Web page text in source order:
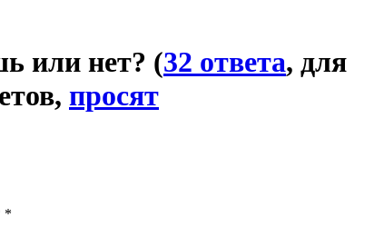
или нет? (32 ответа, для
просят
*